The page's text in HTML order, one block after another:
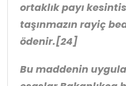
ortaklık payı
taşınmazın rayiç
ödenir.[24]
Bu maddenin